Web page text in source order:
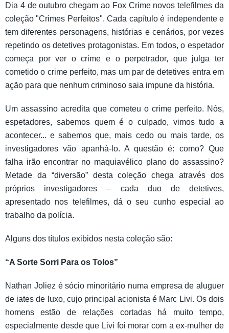
Dia 4 de outubro chegam ao Fox Crime novos telefilmes da
coleção "Crimes Perfeitos". Cada capítulo é independente e
tem diferentes personagens, histórias e cenários, por vezes
repetindo os detetives protagonistas. Em todos, o espetador
começa por ver o crime e o perpetrador, que julga ter
cometido o crime perfeito, mas um par de detetives entra em
ação para que nenhum criminoso saia impune da história.
Um assassino acredita que cometeu o crime perfeito. Nós,
espetadores, sabemos quem é o culpado, vimos tudo a
acontecer... e sabemos que, mais cedo ou mais tarde, os
investigadores vão apanhá-lo. A questão é: como? Que
falha irão encontrar no maquiavélico plano do assassino?
Metade da “diversão” desta coleção chega através dos
próprios investigadores – cada duo de detetives,
apresentado nos telefilmes, dá o seu cunho especial ao
trabalho da polícia.
Alguns dos títulos exibidos nesta coleção são:
“A Sorte Sorri Para os Tolos”
Nathan Joliez é sócio minoritário numa empresa de aluguer
de iates de luxo, cujo principal acionista é Marc Livi. Os dois
homens estão de relações cortadas há muito tempo,
especialmente desde que Livi foi morar com a ex-mulher de